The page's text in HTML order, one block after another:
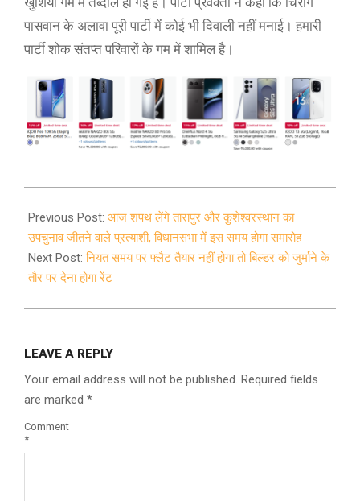
पासवान के अलावा पूरी पार्टी में कोई भी दिवाली नहीं मनाई। हमारी
पार्टी शोक संतप्त परिवारों के गम में शामिल है।
11-
05
Previous Post: आज शपथ लेंगे तारापुर और कुशेश्वरस्थान का
उपचुनाव जीतने वाले प्रत्याशी, विधानसभा में इस समय होगा समारोह
Next Post:नियत समय पर फ्लैट तैयार नहीं होगा तो बिल्डर को जुर्माने के
तौर पर देना होगा रेंट
LEAVE A REPLY
Your email address will not be published. Required fields
are marked *
Comment
*